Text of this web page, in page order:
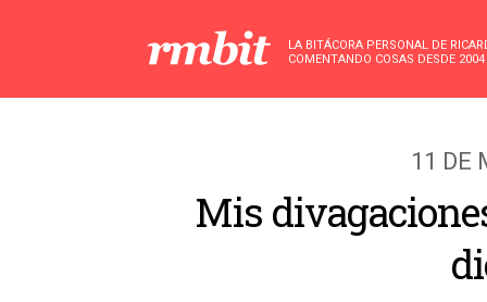
LA BITÁCORA PERSONAL DE
COMENTANDO COSAS DESDE 2004
11 DE
Mis